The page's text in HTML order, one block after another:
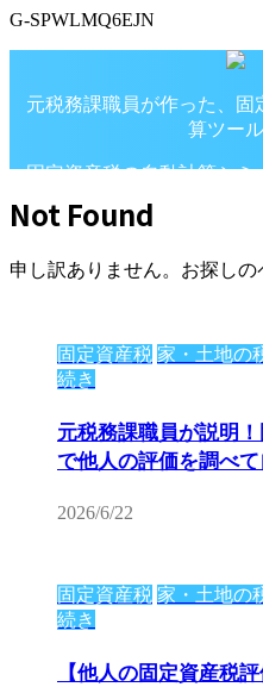
G-SPWLMQ6EJN
元税務課職員が作った、固
算ツー
固定資産税の自動計算シミ
Not Found
申し訳ありません。お探しの
固定資産税 家・土地の
続き
元税務課職員が説明
で他人の評価を調べ
2026/6/22
固定資産税 家・土地の
続き
【他人の固定資産税